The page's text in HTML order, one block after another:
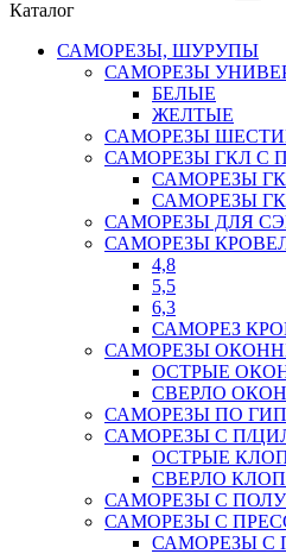
Каталог
САМОРЕЗЫ, ШУРУПЫ
САМОРЕЗЫ
БЕЛЫЕ
ЖЕЛТЫЕ
САМОРЕЗЫ
САМОРЕЗЫ ГКЛ С
САМОРЕЗЫ
САМОРЕЗЫ
САМОРЕЗЫ ДЛЯ
САМОРЕЗЫ
4,8
5,5
6,3
САМОРЕЗ
САМОРЕЗЫ
ОСТРЫЕ
СВЕРЛО
САМОРЕЗЫ ПО
САМОРЕЗЫ С П/
ОСТРЫЕ
СВЕРЛО
САМОРЕЗЫ С
САМОРЕЗЫ С
САМОРЕЗЫ С